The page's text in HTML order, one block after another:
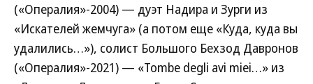
(«Опералия»-2004) — дуэт Надира и Зурги из
«Искателей жемчуга» (а потом еще «Куда, куда вы
удалились…»), солист Большого Бехзод Давронов
(«Опералия»-2021) — «Tombe degli avi miei…» из